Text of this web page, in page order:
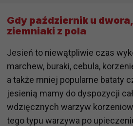
Gdy październik u
ziemniaki z pola
Jesień to niewątpliwie czas
marchew, buraki, cebula,
a także mniej popularne bataty
jesienią mamy do dyspozycji
wdzięcznych warzyw
tego typu warzywa po